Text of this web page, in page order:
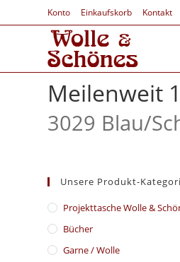
Konto Einkaufskorb Kontakt
Meilenweit
3029 Blau/
Unsere Produkt-
​Projekttasche Wolle &
Bücher
Garne / Wolle